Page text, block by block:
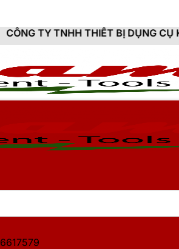
THIẾT BỊ DỤNG CỤ KỸ THUẬT